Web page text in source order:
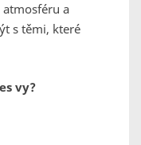
a
s těmi, které
vy?